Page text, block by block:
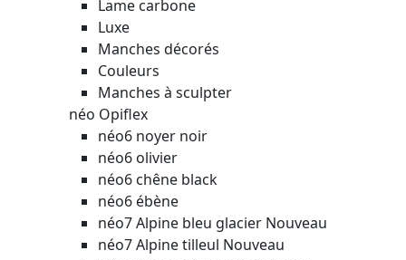
Lame carbone
Luxe
Manches décorés
Couleurs
Manches à sculpter
néo Opiflex
néo6 noyer noir
néo6 olivier
néo6 chêne black
néo6 ébène
néo7 Alpine bleu glacier Nouveau
néo7 Alpine tilleul Nouveau